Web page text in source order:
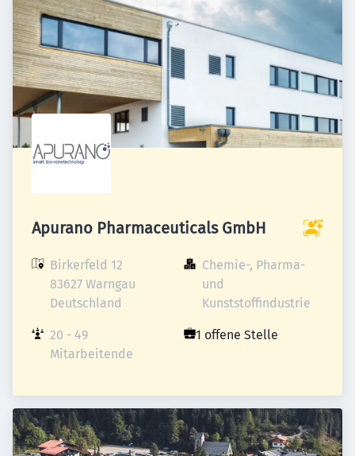
Apurano Pharmaceuticals GmbH
Birkerfeld 12
83627 Warngau
Deutschland
Chemie-, Pharma-
und
Kunststoffindustrie
20 - 49
Mitarbeitende
1 offene Stelle